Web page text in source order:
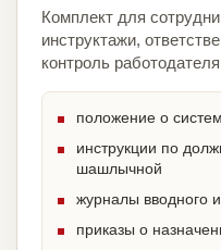
Комплект для
инструктажи,
контроль
положение о
инструкции по
шашлычной
журналы вводного
приказы о